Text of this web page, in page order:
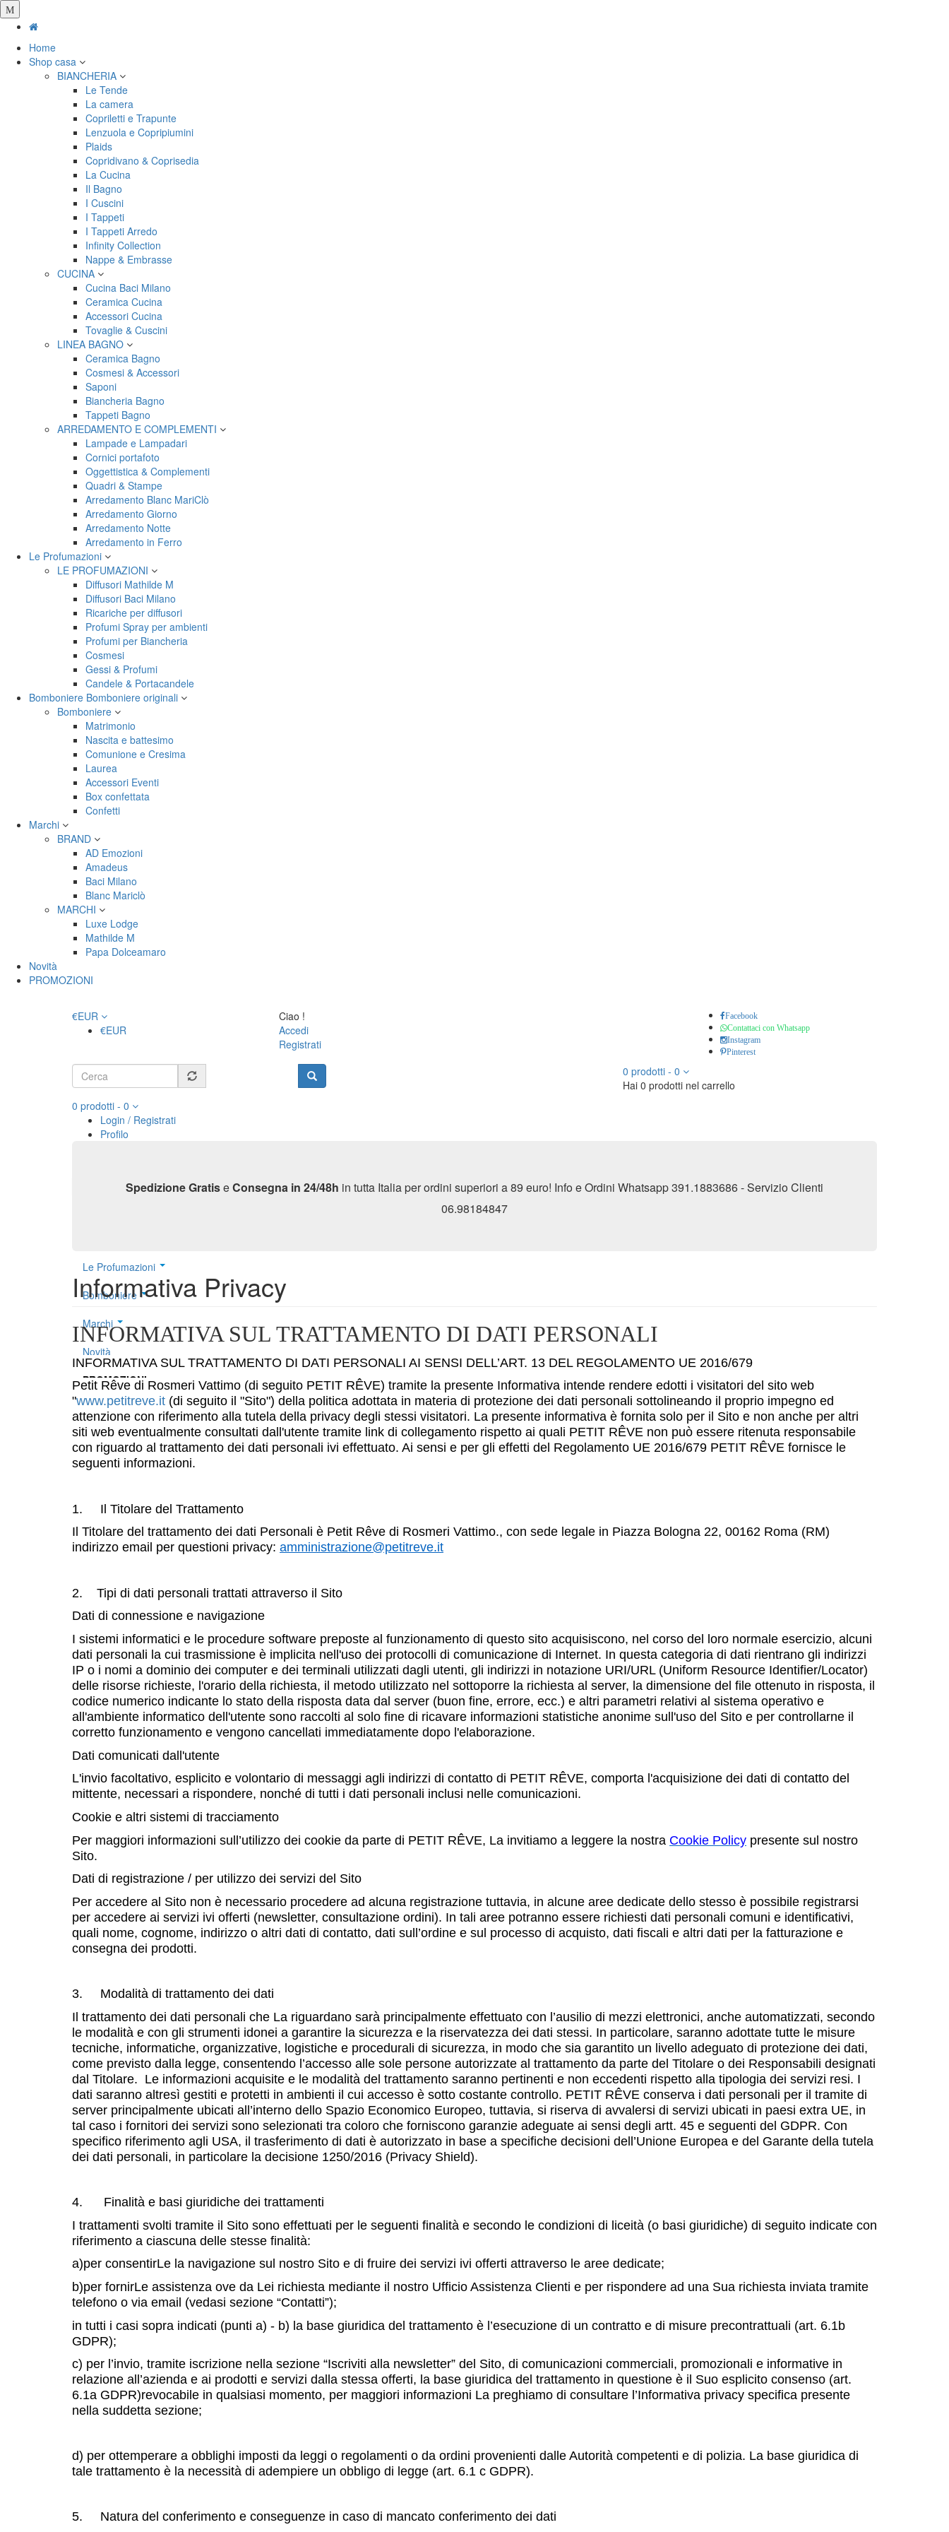
Salta
al
principaleHome
Shop casa
BIANCHERIA
Le Tende
La camera
Copriletti e Trapunte
Lenzuola e Copripiumini
Plaids
Copridivano & Coprisedia
La Cucina
Il Bagno
I Cuscini
I Tappeti
I Tappeti Arredo
Infinity Collection
Nappe & Embrasse
CUCINA
Cucina Baci Milano
Ceramica Cucina
Accessori Cucina
Tovaglie & Cuscini
LINEA BAGNO
Ceramica Bagno
Cosmesi & Accessori
Saponi
Biancheria Bagno
Tappeti Bagno
ARREDAMENTO E COMPLEMENTI
Lampade e Lampadari
Cornici portafoto
Oggettistica & Complementi
Quadri & Stampe
Arredamento Blanc MariClò
Arredamento Giorno
Arredamento Notte
Arredamento in Ferro
Le Profumazioni
LE PROFUMAZIONI
Diffusori Mathilde M
Diffusori Baci Milano
Ricariche per diffusori
Profumi Spray per ambienti
Profumi per Biancheria
Cosmesi
Gessi & Profumi
Candele & Portacandele
Bomboniere Bomboniere originali
Bomboniere
Matrimonio
Nascita e battesimo
Comunione e Cresima
Laurea
Accessori Eventi
Box confettata
Confetti
Marchi
BRAND
AD Emozioni
Amadeus
Baci Milano
Blanc Mariclò
MARCHI
Luxe Lodge
Mathilde M
Papa Dolceamaro
Novità
PROMOZIONI
€EUR
€EUR
Ciao !
Accedi
Registrati
Facebook
Contattaci con Whatsapp
Instagram
Pinterest
Form
di
ricerca
0 prodotti - 0
Hai 0 prodotti nel carrello
0 prodotti - 0
Login / Registrati
Profilo
Le Profumazioni
Bomboniere
Marchi
Novità
PROMOZIONI
Spedizione GratiseConsegna in 24/48h in tutta Italia per ordini superiori a 89 euro! Info e Ordini Whatsapp 391.1883686 - Servizio Clienti
06.98184847
Informativa Privacy
INFORMATIVA SUL TRATTAMENTO DI DATI PERSONALI
INFORMATIVA SUL TRATTAMENTO DI DATI PERSONALI AI SENSI DELL’ART. 13 DEL REGOLAMENTO UE 2016/679
Petit Rêve di Rosmeri Vattimo (di seguito PETIT RÊVE) tramite la presente Informativa intende rendere edotti i visitatori del sito web
"www.petitreve.it (di seguito il "Sito") della politica adottata in materia di protezione dei dati personali sottolineando il proprio impegno ed
attenzione con riferimento alla tutela della privacy degli stessi visitatori. La presente informativa è fornita solo per il Sito e non anche per altri
siti web eventualmente consultati dall'utente tramite link di collegamento rispetto ai quali PETIT RÊVE non può essere ritenuta responsabile
con riguardo al trattamento dei dati personali ivi effettuato. Ai sensi e per gli effetti del Regolamento UE 2016/679 PETIT RÊVE fornisce le
seguenti informazioni.
1. Il Titolare del Trattamento
Il Titolare del trattamento dei dati Personali è Petit Rêve di Rosmeri Vattimo., con sede legale in Piazza Bologna 22, 00162 Roma (RM)
indirizzo email per questioni privacy: amministrazione@petitreve.it
2. Tipi di dati personali trattati attraverso il Sito
Dati di connessione e navigazione
I sistemi informatici e le procedure software preposte al funzionamento di questo sito acquisiscono, nel corso del loro normale esercizio, alcuni
dati personali la cui trasmissione è implicita nell'uso dei protocolli di comunicazione di Internet. In questa categoria di dati rientrano gli indirizzi
IP o i nomi a dominio dei computer e dei terminali utilizzati dagli utenti, gli indirizzi in notazione URI/URL (Uniform Resource Identifier/Locator)
delle risorse richieste, l'orario della richiesta, il metodo utilizzato nel sottoporre la richiesta al server, la dimensione del file ottenuto in risposta, il
codice numerico indicante lo stato della risposta data dal server (buon fine, errore, ecc.) e altri parametri relativi al sistema operativo e
all'ambiente informatico dell'utente sono raccolti al solo fine di ricavare informazioni statistiche anonime sull'uso del Sito e per controllarne il
corretto funzionamento e vengono cancellati immediatamente dopo l'elaborazione.
Dati comunicati dall'utente
L'invio facoltativo, esplicito e volontario di messaggi agli indirizzi di contatto di PETIT RÊVE, comporta l'acquisizione dei dati di contatto del
mittente, necessari a rispondere, nonché di tutti i dati personali inclusi nelle comunicazioni.
Cookie e altri sistemi di tracciamento
Per maggiori informazioni sull’utilizzo dei cookie da parte di PETIT RÊVE, La invitiamo a leggere la nostra Cookie Policy presente sul nostro
Sito.
Dati di registrazione / per utilizzo dei servizi del Sito
Per accedere al Sito non è necessario procedere ad alcuna registrazione tuttavia, in alcune aree dedicate dello stesso è possibile registrarsi
per accedere ai servizi ivi offerti (newsletter, consultazione ordini). In tali aree potranno essere richiesti dati personali comuni e identificativi,
quali nome, cognome, indirizzo o altri dati di contatto, dati sull’ordine e sul processo di acquisto, dati fiscali e altri dati per la fatturazione e
consegna dei prodotti.
3. Modalità di trattamento dei dati
Il trattamento dei dati personali che La riguardano sarà principalmente effettuato con l’ausilio di mezzi elettronici, anche automatizzati, secondo
le modalità e con gli strumenti idonei a garantire la sicurezza e la riservatezza dei dati stessi. In particolare, saranno adottate tutte le misure
tecniche, informatiche, organizzative, logistiche e procedurali di sicurezza, in modo che sia garantito un livello adeguato di protezione dei dati,
come previsto dalla legge, consentendo l’accesso alle sole persone autorizzate al trattamento da parte del Titolare o dei Responsabili designati
dal Titolare. Le informazioni acquisite e le modalità del trattamento saranno pertinenti e non eccedenti rispetto alla tipologia dei servizi resi. I
dati saranno altresì gestiti e protetti in ambienti il cui accesso è sotto costante controllo. PETIT RÊVE conserva i dati personali per il tramite di
server principalmente ubicati all’interno dello Spazio Economico Europeo, tuttavia, si riserva di avvalersi di servizi ubicati in paesi extra UE, in
tal caso i fornitori dei servizi sono selezionati tra coloro che forniscono garanzie adeguate ai sensi degli artt. 45 e seguenti del GDPR. Con
specifico riferimento agli USA, il trasferimento di dati è autorizzato in base a specifiche decisioni dell’Unione Europea e del Garante della tutela
dei dati personali, in particolare la decisione 1250/2016 (Privacy Shield).
4. Finalità e basi giuridiche dei trattamenti
I trattamenti svolti tramite il Sito sono effettuati per le seguenti finalità e secondo le condizioni di liceità (o basi giuridiche) di seguito indicate con
riferimento a ciascuna delle stesse finalità:
a)per consentirLe la navigazione sul nostro Sito e di fruire dei servizi ivi offerti attraverso le aree dedicate;
b)per fornirLe assistenza ove da Lei richiesta mediante il nostro Ufficio Assistenza Clienti e per rispondere ad una Sua richiesta inviata tramite
telefono o via email (vedasi sezione “Contatti”);
in tutti i casi sopra indicati (punti a) - b) la base giuridica del trattamento è l’esecuzione di un contratto e di misure precontrattuali (art. 6.1b
GDPR);
c) per l’invio, tramite iscrizione nella sezione “Iscriviti alla newsletter” del Sito, di comunicazioni commerciali, promozionali e informative in
relazione all’azienda e ai prodotti e servizi dalla stessa offerti, la base giuridica del trattamento in questione è il Suo esplicito consenso (art.
6.1a GDPR)revocabile in qualsiasi momento, per maggiori informazioni La preghiamo di consultare l’Informativa privacy specifica presente
nella suddetta sezione;
d) per ottemperare a obblighi imposti da leggi o regolamenti o da ordini provenienti dalle Autorità competenti e di polizia. La base giuridica di
tale trattamento è la necessità di adempiere un obbligo di legge (art. 6.1 c GDPR).
5. Natura del conferimento e conseguenze in caso di mancato conferimento dei dati